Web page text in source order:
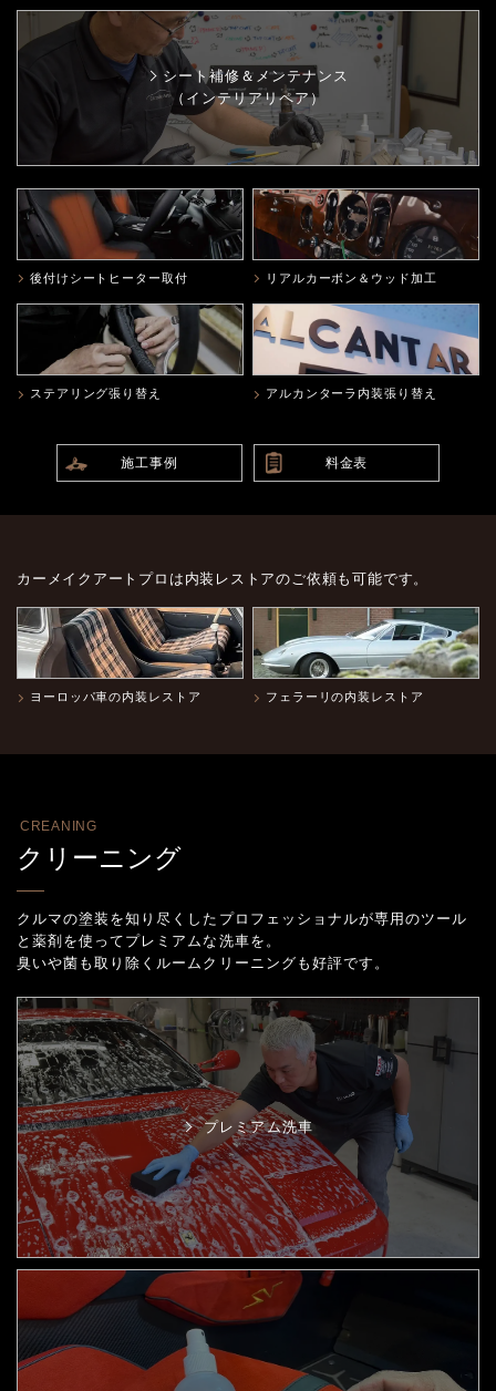
シート補修＆メンテナンス
（インテリアリペア）
後付けシートヒーター取付 リアルカーボン＆ウッド加工
ステアリング張り替え アルカンターラ内装張り替え
施工事例 料金表
カーメイクアートプロは内装レストアのご依頼も可能です。
ヨーロッパ車の内装レストア フェラーリの内装レストア
CREANING
クリーニング
クルマの塗装を知り尽くしたプロフェッショナルが専用のツール
と薬剤を使ってプレミアムな洗車を。
臭いや菌も取り除くルームクリーニングも好評です。
プレミアム洗車